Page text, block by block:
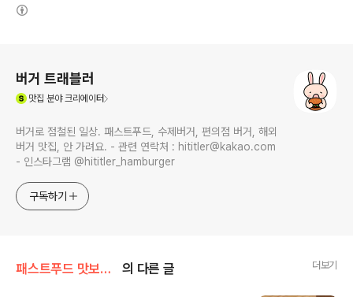
버거 트래블러
맛집 분야 크리에이터
버거로 점철된 일상. 패스트푸드, 수제버거, 편의점 버거, 해외
버거 맛집, 안 가려요. - 관련 연락처 : hititler@kakao.com
- 인스타그램 @hititler_hamburger
구독하기
패스트푸드 맛보기/롯데리아 의 다른 글 더보기